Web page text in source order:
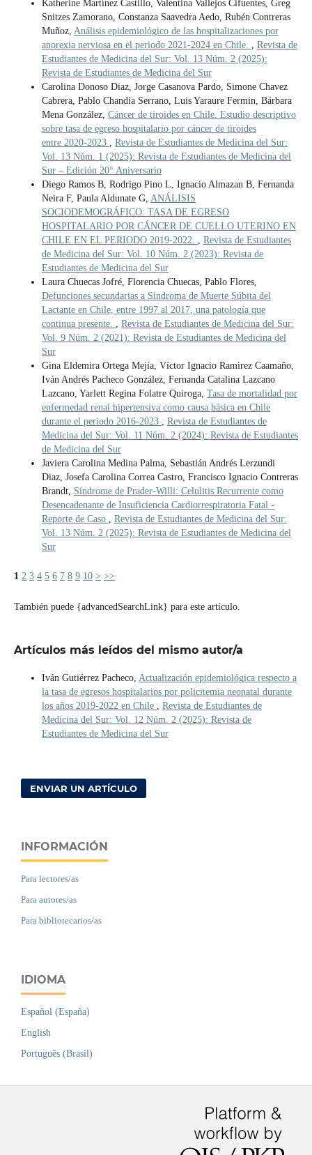
Katherine Martínez Castillo, Valentina Vallejos Cifuentes, Greg
Snitzes Zamorano, Constanza Saavedra Aedo, Rubén Contreras
Muñoz, Análisis epidemiológico de las hospitalizaciones por
anorexia nerviosa en el periodo 2021-2024 en Chile. , Revista de
Estudiantes de Medicina del Sur: Vol. 13 Núm. 2 (2025):
Revista de Estudiantes de Medicina del Sur
Carolina Donoso Diaz, Jorge Casanova Pardo, Simone Chavez
Cabrera, Pablo Chandía Serrano, Luis Yaraure Fermin, Bárbara
Mena González, Cáncer de tiroides en Chile. Estudio descriptivo
sobre tasa de egreso hospitalario por cáncer de tiroides
entre 2020-2023 , Revista de Estudiantes de Medicina del Sur:
Vol. 13 Núm. 1 (2025): Revista de Estudiantes de Medicina del
Sur – Edición 20° Aniversario
Diego Ramos B, Rodrigo Pino L, Ignacio Almazan B, Fernanda
Neira F, Paula Aldunate G, ANÁLISIS
SOCIODEMOGRÁFICO: TASA DE EGRESO
HOSPITALARIO POR CÁNCER DE CUELLO UTERINO EN
CHILE EN EL PERIODO 2019-2022. , Revista de Estudiantes
de Medicina del Sur: Vol. 10 Núm. 2 (2023): Revista de
Estudiantes de Medicina del Sur
Laura Chuecas Jofré, Florencia Chuecas, Pablo Flores,
Defunciones secundarias a Síndroma de Muerte Súbita del
Lactante en Chile, entre 1997 al 2017, una patología que
continua presente. , Revista de Estudiantes de Medicina del Sur:
Vol. 9 Núm. 2 (2021): Revista de Estudiantes de Medicina del
Sur
Gina Eldemira Ortega Mejía, Víctor Ignacio Ramirez Caamaño,
Iván Andrés Pacheco González, Fernanda Catalina Lazcano
Lazcano, Yarlett Regina Folatre Quiroga, Tasa de mortalidad por
enfermedad renal hipertensiva como causa básica en Chile
durante el periodo 2016-2023 , Revista de Estudiantes de
Medicina del Sur: Vol. 11 Núm. 2 (2024): Revista de Estudiantes
de Medicina del Sur
Javiera Carolina Medina Palma, Sebastián Andrés Lerzundi
Diaz, Josefa Carolina Correa Castro, Francisco Ignacio Contreras
Brandt, Síndrome de Prader-Willi: Celulitis Recurrente como
Desencadenante de Insuficiencia Cardiorrespiratoria Fatal -
Reporte de Caso , Revista de Estudiantes de Medicina del Sur:
Vol. 13 Núm. 2 (2025): Revista de Estudiantes de Medicina del
Sur
1 2 3 4 5 6 7 8 9 10 > >>
También puede {advancedSearchLink} para este artículo.
Artículos más leídos del mismo autor/a
Iván Gutiérrez Pacheco, Actualización epidemiológica respecto a
la tasa de egresos hospitalarios por policitemia neonatal durante
los años 2019-2022 en Chile , Revista de Estudiantes de
Medicina del Sur: Vol. 12 Núm. 2 (2025): Revista de
Estudiantes de Medicina del Sur
ENVIAR UN ARTÍCULO
INFORMACIÓN
Para lectores/as
Para autores/as
Para bibliotecarios/as
IDIOMA
Español (España)
English
Português (Brasil)